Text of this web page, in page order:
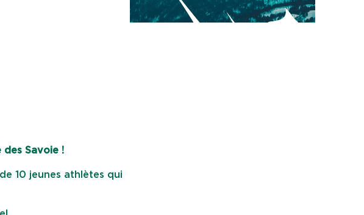
Savoie !
10 jeunes athlètes qui